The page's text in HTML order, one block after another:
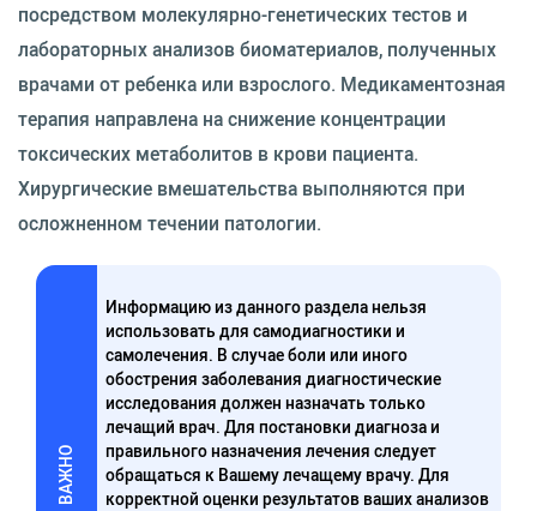
посредством молекулярно-генетических тестов и
лабораторных анализов биоматериалов, полученных
врачами от ребенка или взрослого. Медикаментозная
терапия направлена на снижение концентрации
токсических метаболитов в крови пациента.
Хирургические вмешательства выполняются при
осложненном течении патологии.
ВАЖНО
Информацию из данного раздела нельзя
использовать для самодиагностики и
самолечения. В случае боли или иного
обострения заболевания диагностические
исследования должен назначать только
лечащий врач. Для постановки диагноза и
правильного назначения лечения следует
обращаться к Вашему лечащему врачу. Для
корректной оценки результатов ваших анализов